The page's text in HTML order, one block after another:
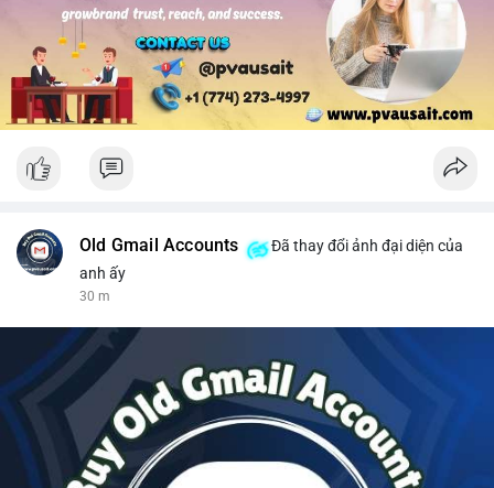
Old Gmail Accounts
Đã thay đổi ảnh đại diện của
anh ấy
30 m